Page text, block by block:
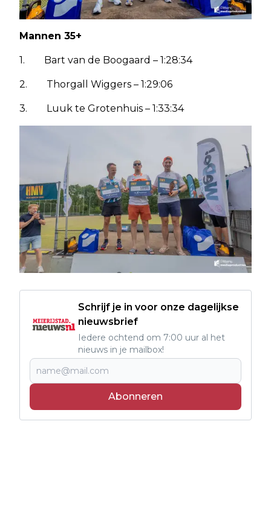
Mannen 35+
1. Bart van de Boogaard – 1:28:34
2. Thorgall Wiggers – 1:29:06
3. Luuk te Grotenhuis – 1:33:34
Schrijf je in voor onze dagelijkse
nieuwsbrief
Iedere ochtend om 7:00 uur al het
nieuws in je mailbox!
Abonneren